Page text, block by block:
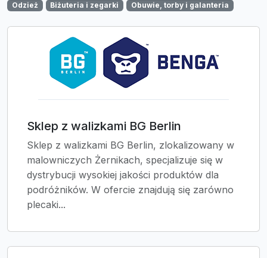
Odzież Biżuteria i zegarki Obuwie, torby i galanteria
Sklep z walizkami BG Berlin
Sklep z walizkami BG Berlin, zlokalizowany w
malowniczych Żernikach, specjalizuje się w
dystrybucji wysokiej jakości produktów dla
podróżników. W ofercie znajdują się zarówno
plecaki...